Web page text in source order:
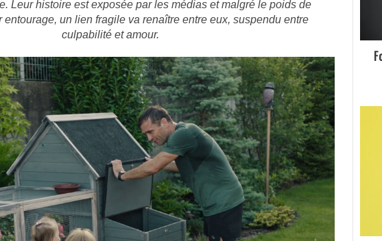
Leur histoire est exposée par les médias et malgré le poids de
entourage, un lien fragile va renaître entre eux, suspendu entre
culpabilité et amour.